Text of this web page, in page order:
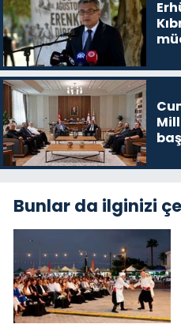
Bunlar da ilginizi